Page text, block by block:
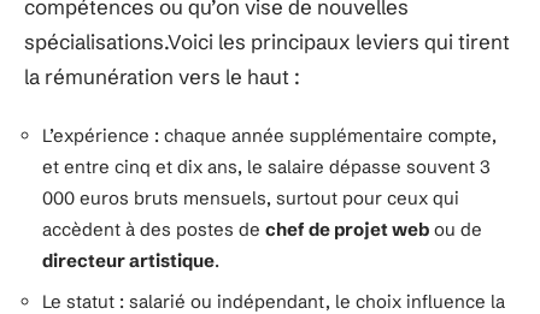
compétences ou qu’on vise de nouvelles
spécialisations.Voici les principaux leviers qui tirent
la rémunération vers le haut :
L’expérience : chaque année supplémentaire compte,
et entre cinq et dix ans, le salaire dépasse souvent 3
000 euros bruts mensuels, surtout pour ceux qui
accèdent à des postes de chef de projet web ou de
directeur artistique.
Le statut : salarié ou indépendant, le choix influence la